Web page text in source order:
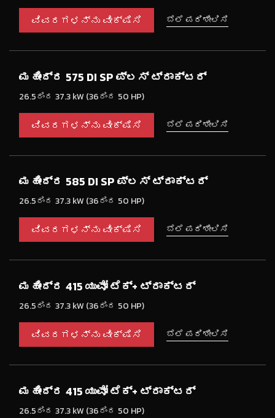
ವಿವರಗಳನ್ನು ವೀಕ್ಷಿಸಿ ಬೆಲೆ ಪರಿಶೀಲಿಸಿ
ಮಹೀಂದ್ರ 575 DI SP ಪ್ಲಸ್ ಟ್ರಾಕ್ಟರ್
26.5ರಿಂದ 37.3 kW (36ರಿಂದ 50 HP)
ವಿವರಗಳನ್ನು ವೀಕ್ಷಿಸಿ ಬೆಲೆ ಪರಿಶೀಲಿಸಿ
ಮಹೀಂದ್ರ 585 DI SP ಪ್ಲಸ್ ಟ್ರಾಕ್ಟರ್
26.5ರಿಂದ 37.3 kW (36ರಿಂದ 50 HP)
ವಿವರಗಳನ್ನು ವೀಕ್ಷಿಸಿ ಬೆಲೆ ಪರಿಶೀಲಿಸಿ
ಮಹೀಂದ್ರ 415 ಯುವೋ ಟೆಕ್+ ಟ್ರಾಕ್ಟರ್
26.5ರಿಂದ 37.3 kW (36ರಿಂದ 50 HP)
ವಿವರಗಳನ್ನು ವೀಕ್ಷಿಸಿ ಬೆಲೆ ಪರಿಶೀಲಿಸಿ
ಮಹೀಂದ್ರ 415 ಯುವೋ ಟೆಕ್+ ಟ್ರಾಕ್ಟರ್
26.5ರಿಂದ 37.3 kW (36ರಿಂದ 50 HP)